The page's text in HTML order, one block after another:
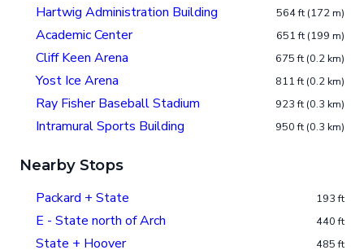
Hartwig Administration Building 564 ft (172 m)
Academic Center 651 ft (199 m)
Cliff Keen Arena 675 ft (0.2 km)
Yost Ice Arena 811 ft (0.2 km)
Ray Fisher Baseball Stadium 923 ft (0.3 km)
Intramural Sports Building 950 ft (0.3 km)
Nearby Stops
Packard + State 193 ft
E - State north of Arch 440 ft
State + Hoover 485 ft